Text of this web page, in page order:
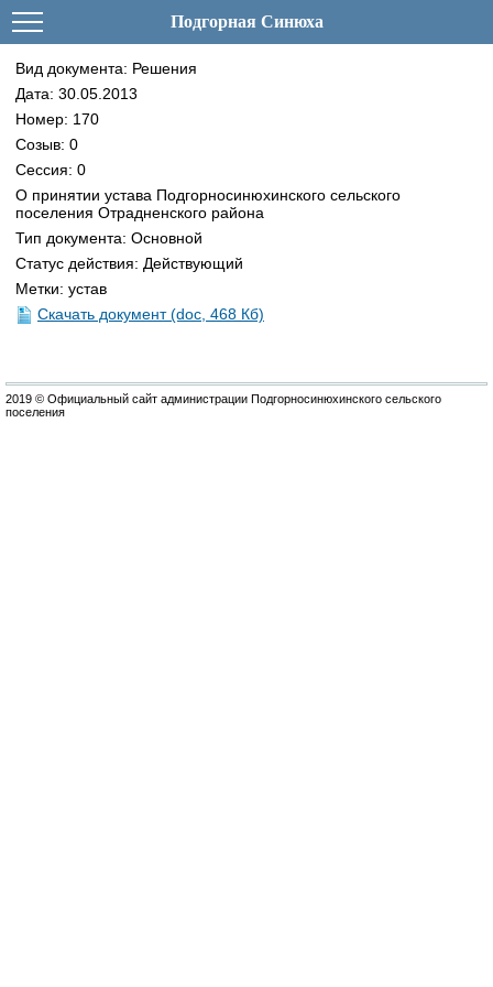
Подгорная Синюха
Вид документа: Решения
Дата: 30.05.2013
Номер: 170
Созыв: 0
Сессия: 0
О принятии устава Подгорносинюхинского сельского
поселения Отрадненского района
Тип документа: Основной
Статус действия: Действующий
Метки: устав
Скачать документ (doc, 468 Кб)
2019 © Официальный сайт администрации Подгорносинюхинского сельского
поселения